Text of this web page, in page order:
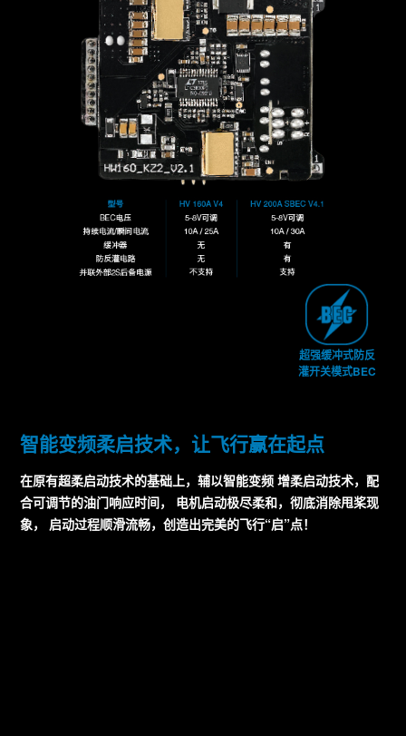
超强缓冲式防反
灌开关模式BEC
智能变频柔启技术，让飞行赢在起点
在原有超柔启动技术的基础上，辅以智能变频 增柔启动技术，配
合可调节的油门响应时间， 电机启动极尽柔和，彻底消除甩桨现
象， 启动过程顺滑流畅，创造出完美的飞行“启”点！